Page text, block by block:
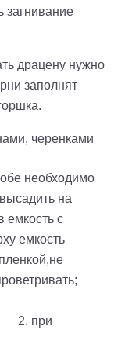
загнивание
драцену нужно
заполнят
черенками
необходимо
на
емкость с
емкость
проветривать;